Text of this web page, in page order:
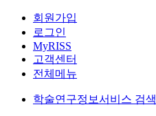
회원가입
로그인
MyRISS
고객센터
전체메뉴
학술연구정보서비스 검색